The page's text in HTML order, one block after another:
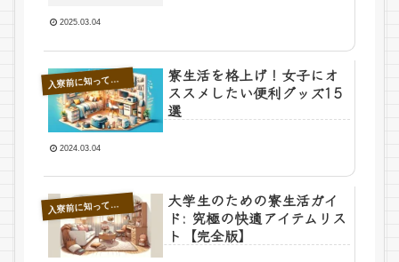
2025.03.04
入
寮生活を格上げ！女子にオ
ススメしたい便利グッズ15
選
2024.03.04
入寮前に知っておきたいこと
大学生のための寮生活ガイ
ド: 究極の快適アイテムリス
ト【完全版】